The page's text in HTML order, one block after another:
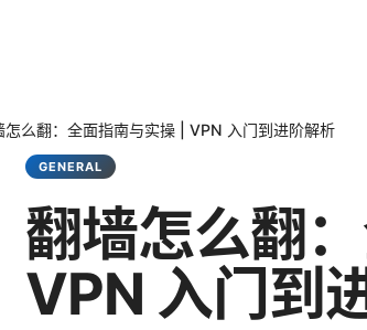
怎么翻：全面指南与实操 | VPN 入门到进阶解析
GENERAL
翻墙怎么翻
VPN 入门到